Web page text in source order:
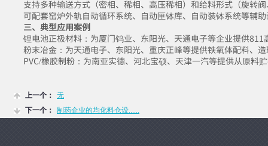
支持多种输送方式（密相、稀相、高压稀相）和给料形式（旋转
可配套窑炉外轨自动循环系统、自动匣钵库、自动装钵系统等辅
三、典型应用案例
锂电池正极材料：为厦门钨业、东阳光、天通电子等企业提供811
粉末冶金：为天通电子、东阳光、重庆正峰等提供铁氧体配料、
PVC/橡胶制粉：为南亚实德、河北宝硕、天津一汽等提供从原料
上一个：
无
下一个：
制药企业的均化料仓设......